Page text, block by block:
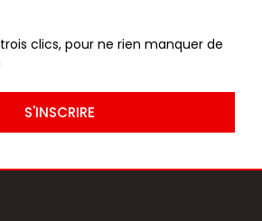
clics, pour ne rien manquer de
S'INSCRIRE